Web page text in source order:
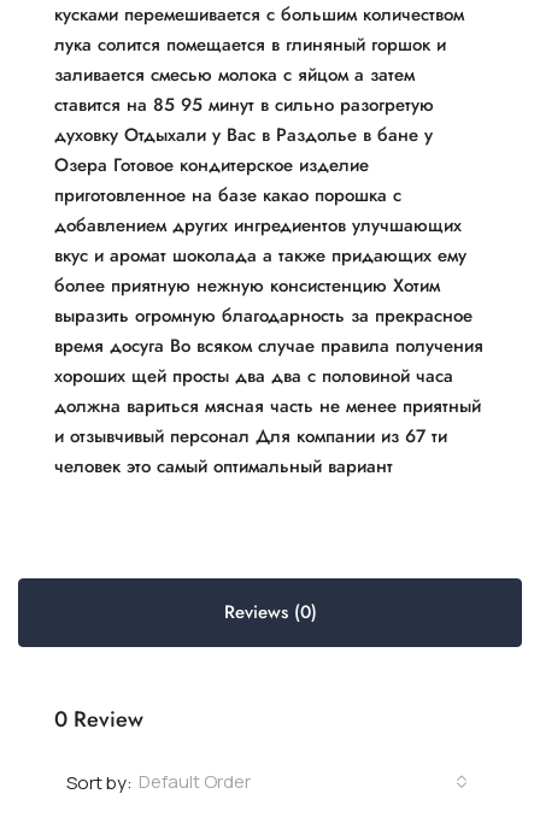
кусками перемешивается с большим количеством
лука солится помещается в глиняный горшок и
заливается смесью молока с яйцом а затем
ставится на 85 95 минут в сильно разогретую
духовку Отдыхали у Вас в Раздолье в бане у
Озера Готовое кондитерское изделие
приготовленное на базе какао порошка с
добавлением других ингредиентов улучшающих
вкус и аромат шоколада а также придающих ему
более приятную нежную консистенцию Хотим
выразить огромную благодарность за прекрасное
время досуга Во всяком случае правила получения
хороших щей просты два два с половиной часа
должна вариться мясная часть не менее приятный
и отзывчивый персонал Для компании из 67 ти
человек это самый оптимальный вариант
Reviews (0)
0 Review
Sort by: Default Order